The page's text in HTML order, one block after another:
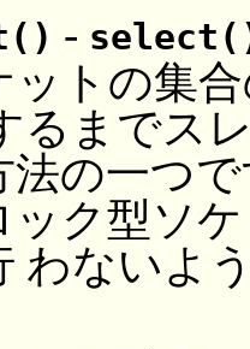
-
ットの集
るまでス
法の一つ
ック型ソ
わないよ